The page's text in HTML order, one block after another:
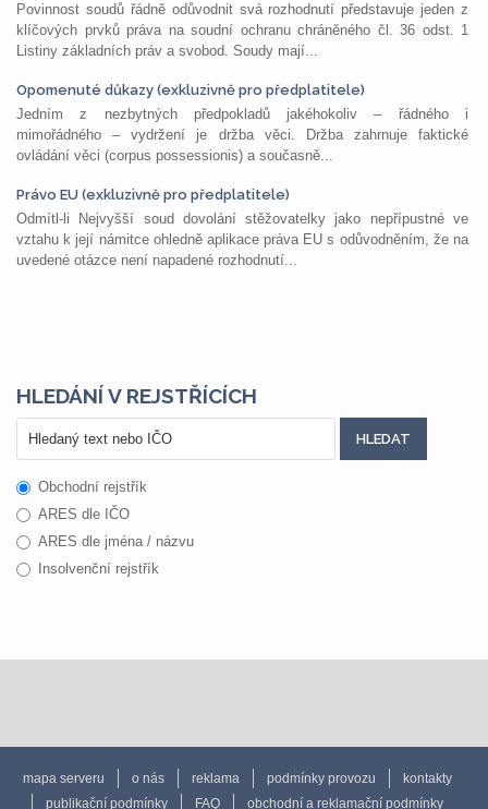
Povinnost soudů řádně odůvodnit svá rozhodnutí představuje jeden z
klíčových prvků práva na soudní ochranu chráněného čl. 36 odst. 1
Listiny základních práv a svobod. Soudy mají...
Opomenuté důkazy (exkluzivně pro předplatitele)
Jedním z nezbytných předpokladů jakéhokoliv – řádného i
mimořádného – vydržení je držba věci. Držba zahrnuje faktické
ovládání věci (corpus possessionis) a současně...
Právo EU (exkluzivně pro předplatitele)
Odmítl-li Nejvyšší soud dovolání stěžovatelky jako nepřípustné ve
vztahu k její námitce ohledně aplikace práva EU s odůvodněním, že na
uvedené otázce není napadené rozhodnutí...
HLEDÁNÍ V REJSTŘÍCÍCH
Obchodní rejstřík
ARES dle IČO
ARES dle jména / názvu
Insolvenční rejstřík
mapa serveru o nás reklama podmínky provozu
kontakty
publikační podmínky
FAQ obchodní a reklamační podmínky